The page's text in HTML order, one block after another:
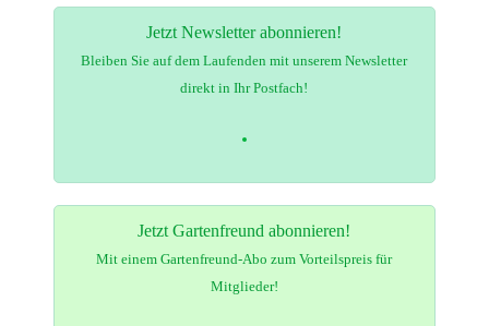
Jetzt Newsletter abonnieren!
Bleiben Sie auf dem Laufenden mit unserem Newsletter
direkt in Ihr Postfach!
Jetzt Gartenfreund abonnieren!
Mit einem Gartenfreund-Abo zum Vorteilspreis für
Mitglieder!